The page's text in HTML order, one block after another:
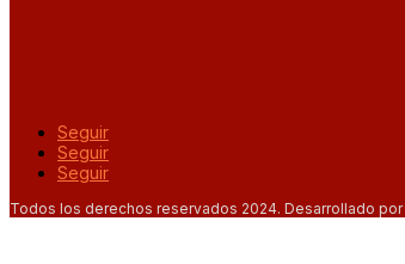
Seguir
Seguir
Seguir
Todos los derechos reservados 2024. Desarrollado por